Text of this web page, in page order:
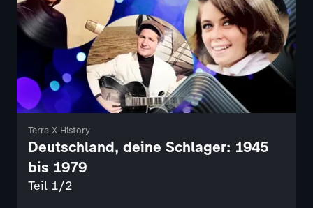
Terra X History
Deutschland, deine Schlager: 1945
bis 1979
Teil 1/2